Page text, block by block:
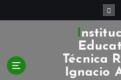
Institucion
Técnica
Ignacio